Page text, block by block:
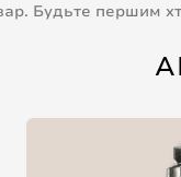
Будьте першим